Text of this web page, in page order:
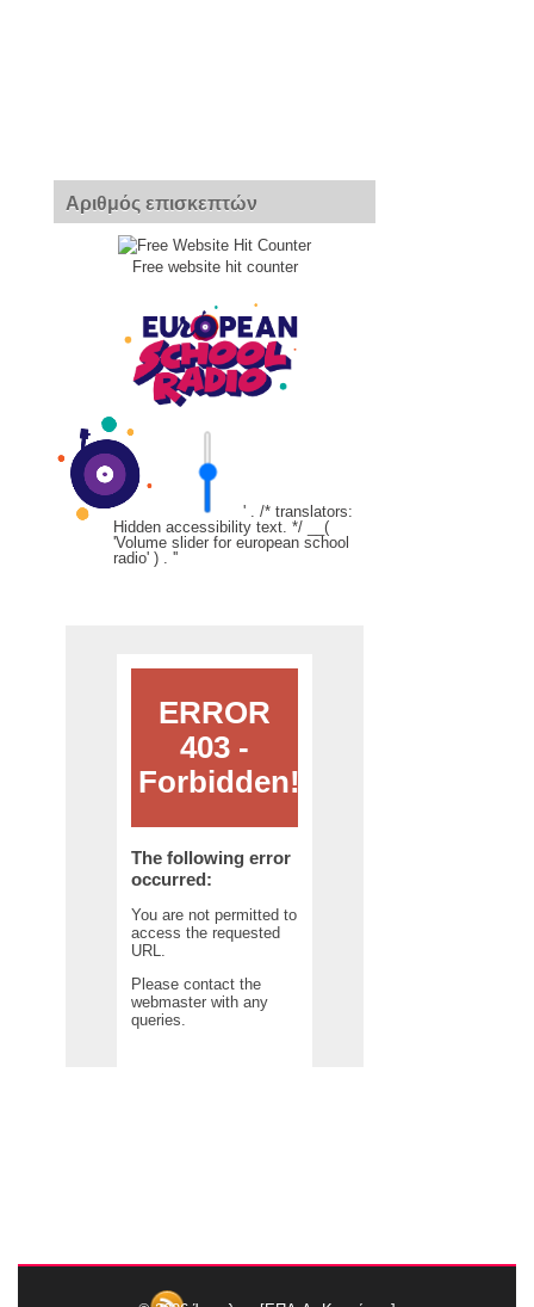
Αριθμός επισκεπτών
Free website hit counter
' . /* translators:
Hidden accessibility text. */ __(
'Volume slider for european school
radio' ) . ''